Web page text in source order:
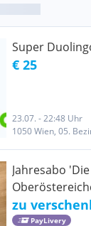
Super
€ 25
23.07. - 22:48 Uhr
1050 Wien, 05.
Jahresabo 'Die
zu
PayLivery